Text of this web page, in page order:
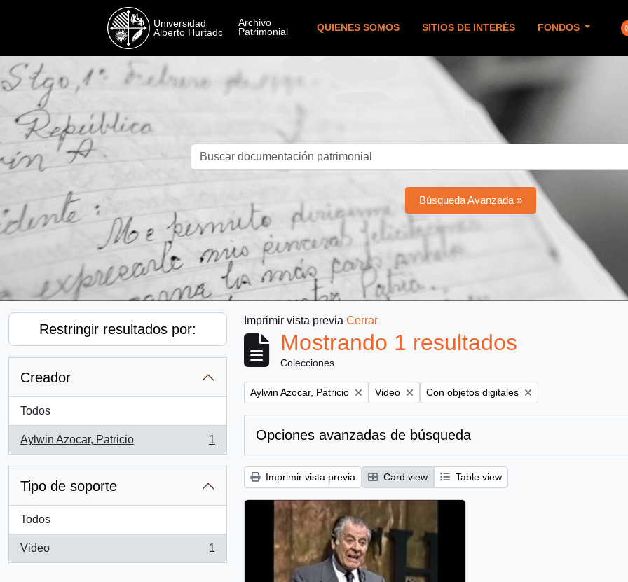
QUIENES SOMOS SITIOS DE INTERÉS FONDOS
Búsqueda Avanzada »
Restringir resultados por:
Creador
Todos
Aylwin Azocar, Patricio
, 1 resultados
1
Tipo de soporte
Todos
Video
, 1 resultados
1
Imprimir vista previa Cerrar
Mostrando 1 resultados
Colecciones
Remove filter:
Aylwin Azocar, Patricio Remove filter:
Video Remove filter:
Con objetos digitales
Opciones avanzadas de búsqueda
Imprimir vista previa Card view Table view